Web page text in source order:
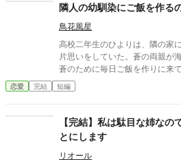
ら……。 ＊＊＊＊＊ご報告＊＊＊＊ 「逃げて、追われて、捕まっ
て」連載版については、2020
より書籍化しております。 **************** サクサクと読める、50
00字程度の短編を書いてみまし
おります。
隣人の幼馴染にご飯を作る
鳥花風星
高校二年生のひよりは、隣の家
片思いをしていた。蒼の両親が
蒼のために毎日ご飯を作りに来
う一人、みさ姉という大学生の
さ姉だと思い、身を引くために
恋愛 完結 短編
【完結】私は駄目な姉なの
とにします
リオール